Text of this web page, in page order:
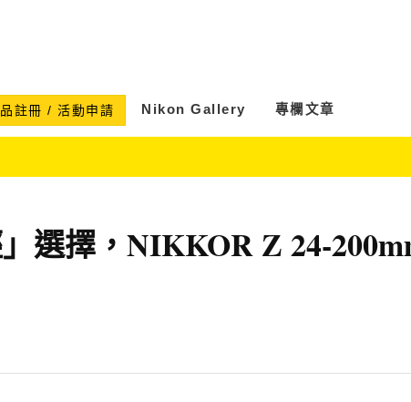
註冊 / 活動申請 Nikon Gallery 專欄文章
選擇，NIKKOR Z 24-